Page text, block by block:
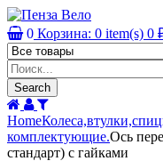
0 Корзина: 0 item(s) 0
Products
search
Search
Home
комплектующие.Ось
стандарт) с гайками